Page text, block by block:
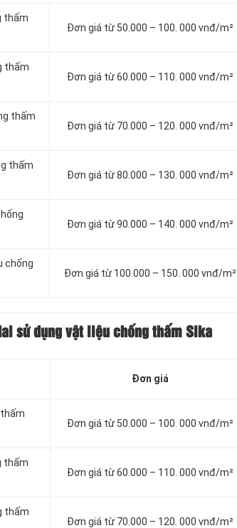
thấm
Đơn giá từ 50.000 – 100. 000 vnđ/m²
thấm
Đơn giá từ 60.000 – 110. 000 vnđ/m²
thấm
Đơn giá từ 70.000 – 120. 000 vnđ/m²
thấm
Đơn giá từ 80.000 – 130. 000 vnđ/m²
Đơn giá từ 90.000 – 140. 000 vnđ/m²
chống
Đơn giá từ 100.000 – 150. 000 vnđ/m²
sử dụng vật liệu chống thấm Sika
Đơn giá
Đơn giá từ 50.000 – 100. 000 vnđ/m²
thấm
Đơn giá từ 60.000 – 110. 000 vnđ/m²
thấm
Đơn giá từ 70.000 – 120. 000 vnđ/m²